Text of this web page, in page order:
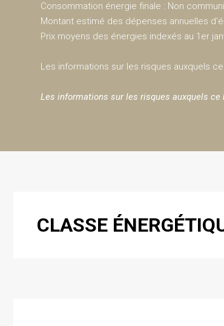
Consommation énergie finale : Non
Montant estimé des dépenses annuelles
Prix moyens des énergies indexés au 1er
Les informations sur les risques auxquels
Les informations sur les risques auxquels
CLASSE